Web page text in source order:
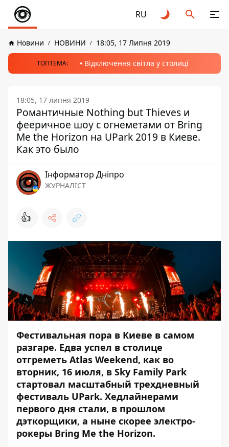
RU
Новини НОВИНИ 18:05, 17 Липня 2019
ТОПТЕМА: Відключення світла у столиці
18:05, 17 липня 2019
Романтичные Nothing but Thieves и
фееричное шоу с огнеметами от Bring
Me the Horizon на UPark 2019 в Киеве.
Как это было
Інформатор Дніпро
ЖУРНАЛІСТ
👍
Фестивальная пора в Киеве в самом
разгаре. Едва успел в столице
отгреметь Atlas Weekend, как во
вторник, 16 июля, в Sky Family Park
стартовал масштабный трехдневный
фестиваль UPark. Хедлайнерами
первого дня стали, в прошлом
дэткорщики, а ныне скорее электро-
рокеры Bring Me the Horizon.